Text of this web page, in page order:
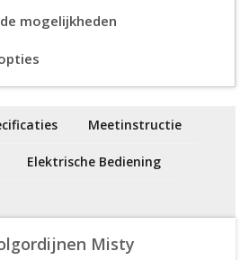
mogelijkheden
Meetinstructie
Elektrische Bediening
Misty